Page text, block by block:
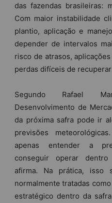
das fazendas brasileiras:
Com maior instabilidade
plantio, aplicação e
depender de intervalos
risco de atrasos,
perdas difíceis de
Segundo Rafael
Desenvolvimento de
da próxima safra pode ir
previsões
apenas entender a
conseguir operar dentro
afirma. Na prática, isso
normalmente tratadas
estratégico dentro da